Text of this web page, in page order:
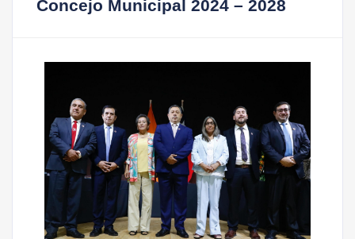
SALUD
Concejo Municipal 2024 – 2028